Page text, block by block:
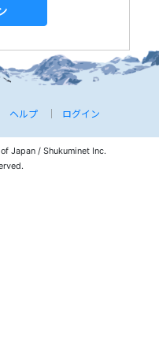
ヘルプ ログイン
Japan / Shukuminet Inc.